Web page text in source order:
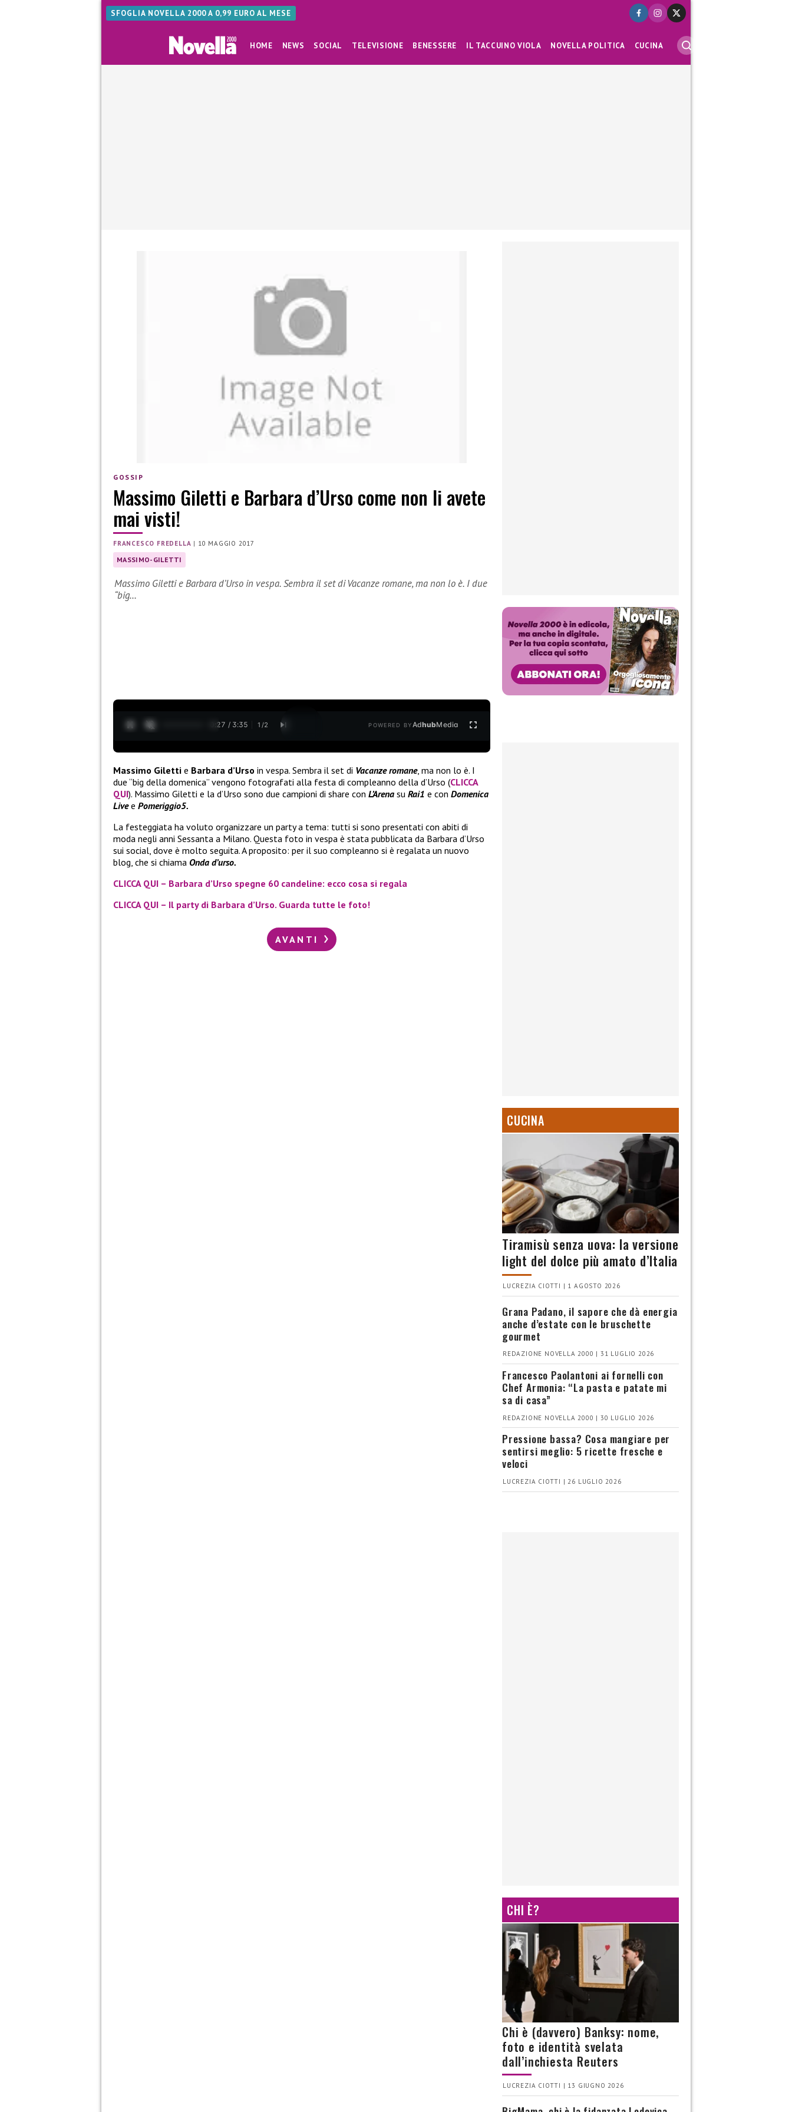
SFOGLIA NOVELLA 2000 A 0,99 EURO AL MESE
HOME NEWS SOCIAL TELEVISIONE BENESSERE IL TACCUINO VIOLA NOVELLA POLITICA CUCINA
GOSSIP
Massimo Giletti e Barbara d’Urso come non li avete
mai visti!
FRANCESCO FREDELLA | 10 MAGGIO 2017
MASSIMO-GILETTI
Massimo Giletti e Barbara d’Urso in vespa. Sembra il set di Vacanze romane, ma non lo è. I due
“big…
0:28 / 3:35 1 /2 POWERED BYAdhubMedia
Massimo Giletti e Barbara d’Urso in vespa. Sembra il set di Vacanze romane, ma non lo è. I
due “big della domenica” vengono fotografati alla festa di compleanno della d’Urso (CLICCA
QUI). Massimo Giletti e la d’Urso sono due campioni di share con L’Arena su Rai1 e con Domenica
Livee Pomeriggio5.
La festeggiata ha voluto organizzare un party a tema: tutti si sono presentati con abiti di
moda negli anni Sessanta a Milano. Questa foto in vespa è stata pubblicata da Barbara d’Urso
sui social, dove è molto seguita. A proposito: per il suo compleanno si è regalata un nuovo
blog, che si chiama Onda d’urso.
CLICCA QUI – Barbara d’Urso spegne 60 candeline: ecco cosa si regala
CLICCA QUI – Il party di Barbara d’Urso. Guarda tutte le foto!
AVANTI
CUCINA
Tiramisù senza uova: la versione
light del dolce più amato d’Italia
LUCREZIA CIOTTI | 1 AGOSTO 2026
Grana Padano, il sapore che dà energia
anche d’estate con le bruschette
gourmet
REDAZIONE NOVELLA 2000 | 31 LUGLIO 2026
Francesco Paolantoni ai fornelli con
Chef Armonia: “La pasta e patate mi
sa di casa”
REDAZIONE NOVELLA 2000 | 30 LUGLIO 2026
Pressione bassa? Cosa mangiare per
sentirsi meglio: 5 ricette fresche e
veloci
LUCREZIA CIOTTI | 26 LUGLIO 2026
CHI È?
Chi è (davvero) Banksy: nome,
foto e identità svelata
dall’inchiesta Reuters
LUCREZIA CIOTTI | 13 GIUGNO 2026